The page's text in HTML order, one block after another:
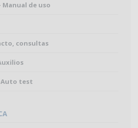
de uso
consultas
Auto test